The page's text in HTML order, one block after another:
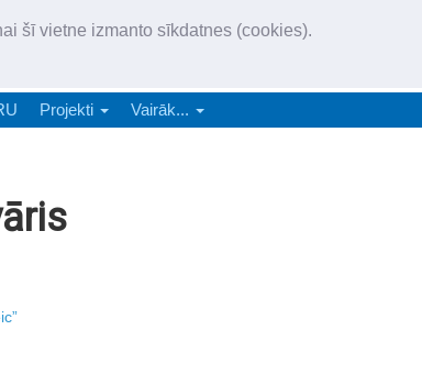
šī vietne izmanto sīkdatnes (cookies).
„Latgales Laiks” latviešu valodā aptver Daugavpils valstspilsētu,
Projekti Vairāk...